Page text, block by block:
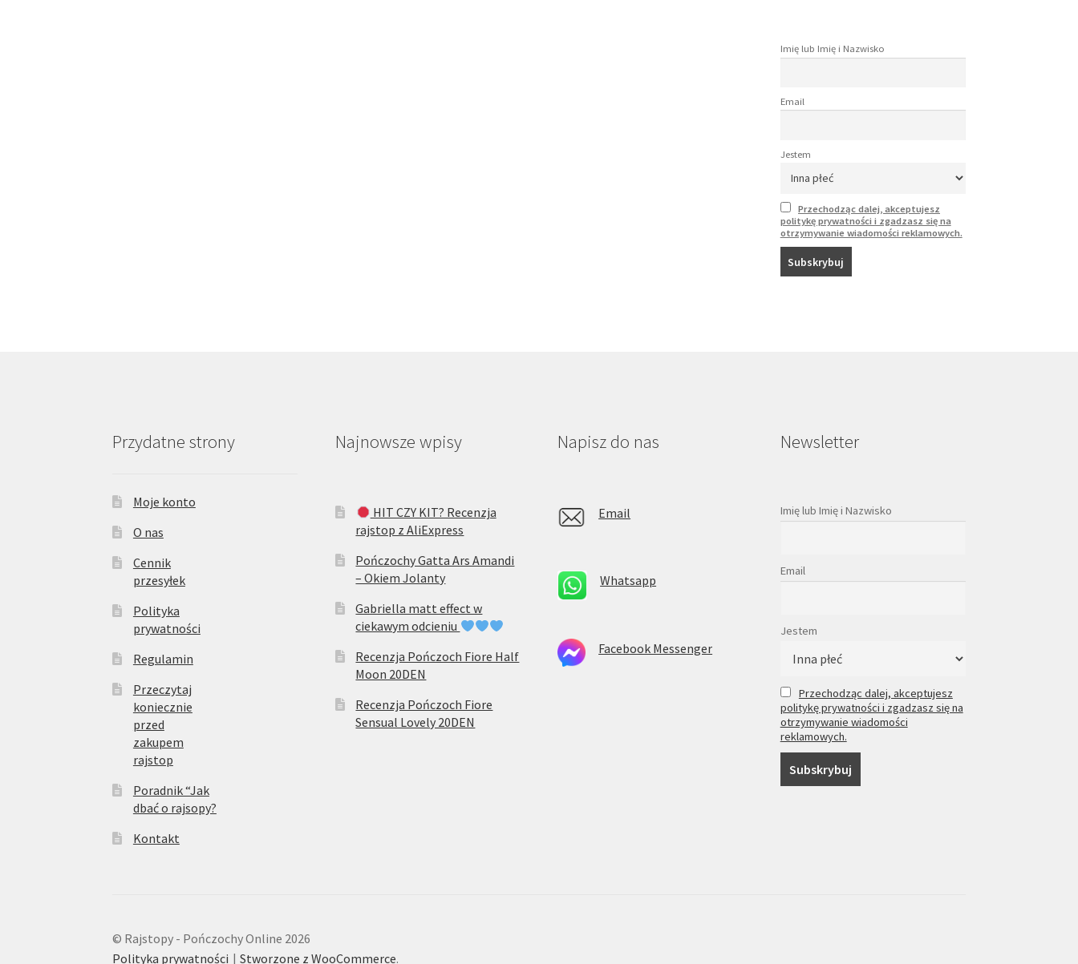
Imię lub Imię i Nazwisko
Email
Jestem
Przechodząc dalej, akceptujesz
politykę prywatności i zgadzasz się na
otrzymywanie wiadomości reklamowych.
Przydatne strony
Moje konto
O nas
Cennik
przesyłek
Polityka
prywatności
Regulamin
Przeczytaj
koniecznie
przed
zakupem
rajstop
Poradnik “Jak
dbać o rajsopy?
Kontakt
Najnowsze wpisy
HIT CZY KIT? Recenzja
rajstop z AliExpress
Pończochy Gatta Ars Amandi
– Okiem Jolanty
Gabriella matt effect w
ciekawym odcieniu
Recenzja Pończoch Fiore Half
Moon 20DEN
Recenzja Pończoch Fiore
Sensual Lovely 20DEN
Napisz do nas
Email
Whatsapp
Facebook Messenger
Newsletter
Imię lub Imię i Nazwisko
Email
Jestem
Przechodząc dalej, akceptujesz
politykę prywatności i zgadzasz się na
otrzymywanie wiadomości
reklamowych.
© Rajstopy - Pończochy Online 2026
Polityka prywatności
Stworzone z WooCommerce.